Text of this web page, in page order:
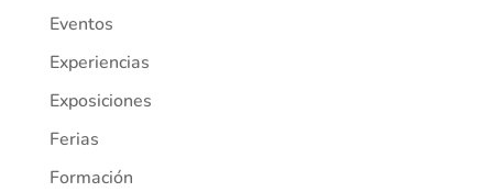
Eventos
Experiencias
Exposiciones
Ferias
Formación